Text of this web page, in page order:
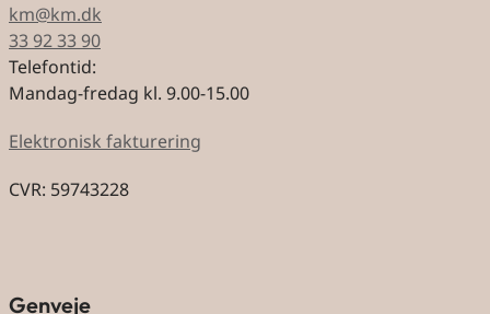
km@km.dk
33 92 33 90
Telefontid:
Mandag-fredag kl. 9.00-15.00
Elektronisk fakturering
CVR: 59743228
Genveje